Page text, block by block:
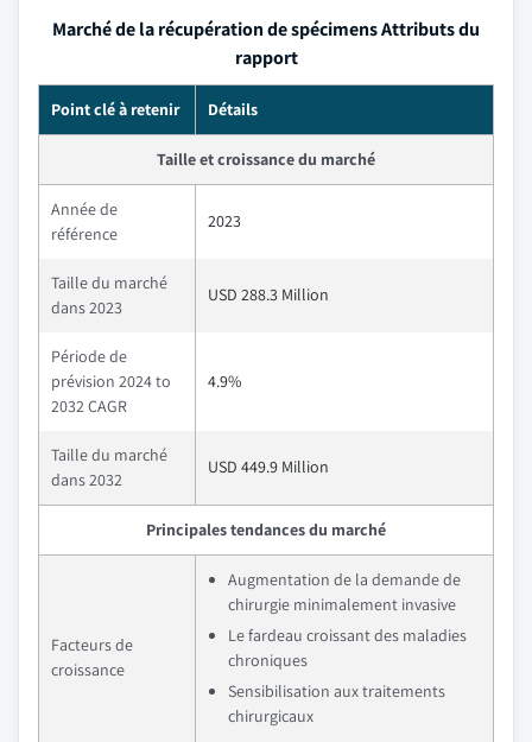
Marché de la récupération de spécimens Attributs du
rapport
Point clé à retenir Détails
Taille et croissance du marché
Année de
référence
2023
Taille du marché
dans 2023
USD 288.3 Million
Période de
prévision 2024 to
2032 CAGR
4.9%
Taille du marché
dans 2032
USD 449.9 Million
Principales tendances du marché
Facteurs de
croissance
Augmentation de la demande de
chirurgie minimalement invasive
Le fardeau croissant des maladies
chroniques
Sensibilisation aux traitements
chirurgicaux